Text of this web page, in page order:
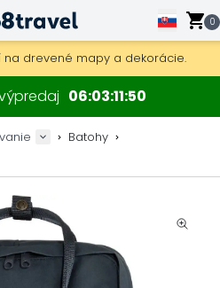
0
nad 49 €.
na drevené mapy a dekorácie.
vybavenie a doplnky.
06031149
Batohy
Hľadať